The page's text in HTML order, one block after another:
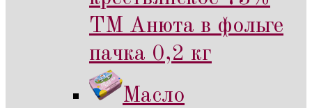
ТМ Анюта в фольге
пачка 0,2 кг
Масло